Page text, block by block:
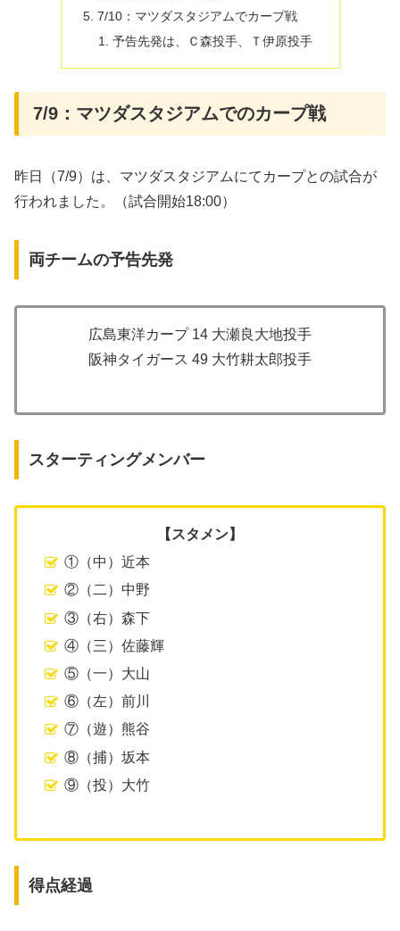
7/10：マツダスタジアムでカープ戦
予告先発は、Ｃ森投手、Ｔ伊原投手
7/9：マツダスタジアムでのカープ戦
昨日（7/9）は、マツダスタジアムにてカープとの試合が
行われました。（試合開始18:00）
両チームの予告先発
広島東洋カープ 14 大瀬良大地投手
阪神タイガース 49 大竹耕太郎投手
スターティングメンバー
【スタメン】
①（中）近本
②（二）中野
③（右）森下
④（三）佐藤輝
⑤（一）大山
⑥（左）前川
⑦（遊）熊谷
⑧（捕）坂本
⑨（投）大竹
得点経過